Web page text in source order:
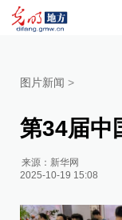
图片新闻 >
第34届中
来源： 新华网
2025-10-19 15:08